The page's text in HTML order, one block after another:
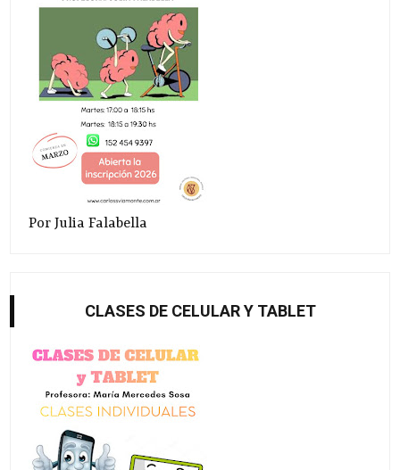
Por Julia Falabella
CLASES DE CELULAR Y TABLET